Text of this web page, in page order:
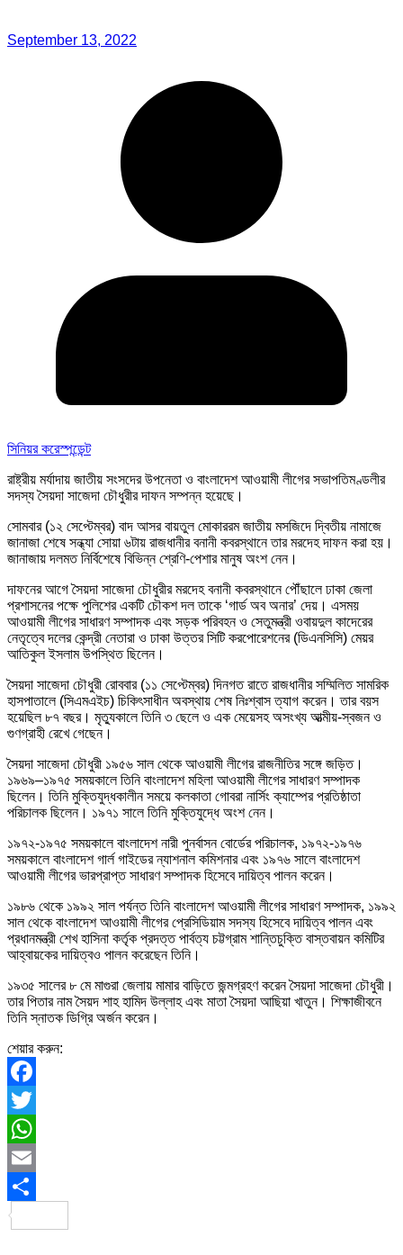
September 13, 2022
সিনিয়র করেস্পন্ডেন্ট
রাষ্ট্রীয় মর্যাদায় জাতীয় সংসদের উপনেতা ও বাংলাদেশ আওয়ামী লীগের সভাপতিমণ্ডলীর
সদস্য সৈয়দা সাজেদা চৌধুরীর দাফন সম্পন্ন হয়েছে।
সোমবার (১২ সেপ্টেম্বর) বাদ আসর বায়তুল মোকাররম জাতীয় মসজিদে দ্বিতীয় নামাজে
জানাজা শেষে সন্ধ্যা সোয়া ৬টায় রাজধানীর বনানী কবরস্থানে তার মরদেহ দাফন করা হয়।
জানাজায় দলমত নির্বিশেষে বিভিন্ন শ্রেণি-পেশার মানুষ অংশ নেন।
দাফনের আগে সৈয়দা সাজেদা চৌধুরীর মরদেহ বনানী কবরস্থানে পৌঁছালে ঢাকা জেলা
প্রশাসনের পক্ষে পুলিশের একটি চৌকশ দল তাকে ‘গার্ড অব অনার’ দেয়। এসময়
আওয়ামী লীগের সাধারণ সম্পাদক এবং সড়ক পরিবহন ও সেতুমন্ত্রী ওবায়দুল কাদেরের
নেতৃত্বে দলের কেন্দ্রী নেতারা ও ঢাকা উত্তর সিটি করপোরেশনের (ডিএনসিসি) মেয়র
আতিকুল ইসলাম উপস্থিত ছিলেন।
সৈয়দা সাজেদা চৌধুরী রোববার (১১ সেপ্টেম্বর) দিনগত রাতে রাজধানীর সম্মিলিত সামরিক
হাসপাতালে (সিএমএইচ) চিকিৎসাধীন অবস্থায় শেষ নিঃশ্বাস ত্যাগ করেন। তার বয়স
হয়েছিল ৮৭ বছর। মৃত্যুকালে তিনি ৩ ছেলে ও এক মেয়েসহ অসংখ্য আত্মীয়-স্বজন ও
গুণগ্রাহী রেখে গেছেন।
সৈয়দা সাজেদা চৌধুরী ১৯৫৬ সাল থেকে আওয়ামী লীগের রাজনীতির সঙ্গে জড়িত।
১৯৬৯–১৯৭৫ সময়কালে তিনি বাংলাদেশ মহিলা আওয়ামী লীগের সাধারণ সম্পাদক
ছিলেন। তিনি মুক্তিযুদ্ধকালীন সময়ে কলকাতা গোবরা নার্সিং ক্যাম্পের প্রতিষ্ঠাতা
পরিচালক ছিলেন। ১৯৭১ সালে তিনি মুক্তিযুদ্ধে অংশ নেন।
১৯৭২-১৯৭৫ সময়কালে বাংলাদেশ নারী পুনর্বাসন বোর্ডের পরিচালক, ১৯৭২-১৯৭৬
সময়কালে বাংলাদেশ গার্ল গাইডের ন্যাশনাল কমিশনার এবং ১৯৭৬ সালে বাংলাদেশ
আওয়ামী লীগের ভারপ্রাপ্ত সাধারণ সম্পাদক হিসেবে দায়িত্ব পালন করেন।
১৯৮৬ থেকে ১৯৯২ সাল পর্যন্ত তিনি বাংলাদেশ আওয়ামী লীগের সাধারণ সম্পাদক, ১৯৯২
সাল থেকে বাংলাদেশ আওয়ামী লীগের প্রেসিডিয়াম সদস্য হিসেবে দায়িত্ব পালন এবং
প্রধানমন্ত্রী শেখ হাসিনা কর্তৃক প্রদত্ত পার্বত্য চট্টগ্রাম শান্তিচুক্তি বাস্তবায়ন কমিটির
আহ্বায়কের দায়িত্বও পালন করেছেন তিনি।
১৯৩৫ সালের ৮ মে মাগুরা জেলায় মামার বাড়িতে জন্মগ্রহণ করেন সৈয়দা সাজেদা চৌধুরী।
তার পিতার নাম সৈয়দ শাহ হামিদ উল্লাহ এবং মাতা সৈয়দা আছিয়া খাতুন। শিক্ষাজীবনে
তিনি স্নাতক ডিগ্রি অর্জন করেন।
শেয়ার করুন:
Facebook
Twitter
WhatsApp
Email